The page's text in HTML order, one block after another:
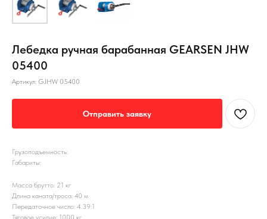
Лебедка ручная барабанная GEARSEN JHW
05400
Артикул: GJHW 05400
Отправить заявку
Грузоподъемность:
Габариты:
Масса брутто: 21 кг
Длина каната/троса: 40 м
Передаточное число: 4.39:1
Тяговое усилие: 1000 кг